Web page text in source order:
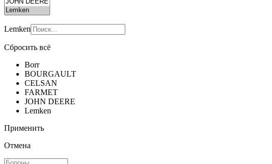
Lemken
Сбросить всё
Borr
BOURGAULT
CELSAN
FARMET
JOHN DEERE
Lemken
Применить
Отмена